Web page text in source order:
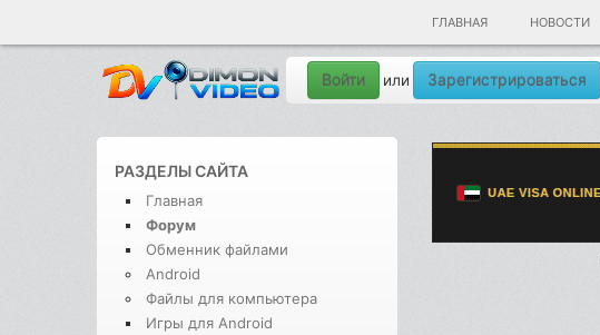
ГЛАВНАЯ НОВОСТИ
Войти или Зарегистрироваться
РАЗДЕЛЫ САЙТА
Главная
Форум
Обменник файлами
Android
Файлы для компьютера
Игры для Android